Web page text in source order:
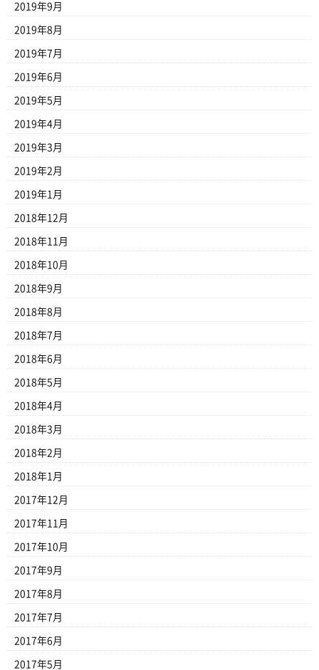
2019年9月
2019年8月
2019年7月
2019年6月
2019年5月
2019年4月
2019年3月
2019年2月
2019年1月
2018年12月
2018年11月
2018年10月
2018年9月
2018年8月
2018年7月
2018年6月
2018年5月
2018年4月
2018年3月
2018年2月
2018年1月
2017年12月
2017年11月
2017年10月
2017年9月
2017年8月
2017年7月
2017年6月
2017年5月